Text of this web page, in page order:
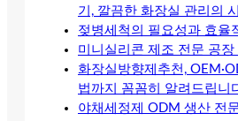
기, 깔끔한 화장실 관리의
젖병세척의 필요성과 효율
미니실리콘 제조 전문 공
화장실방향제추천,
법까지 꼼꼼히 알려드립니
야채세정제 ODM 생산 전